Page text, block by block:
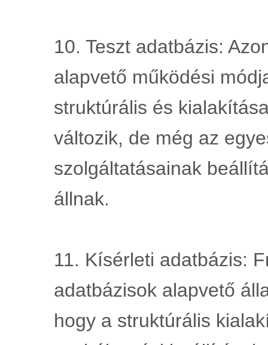
10. Teszt adatbázis:
alapvető működési
struktúrális és
változik, de még az
szolgáltatásainak
állnak.
11. Kísérleti adatbázis:
adatbázisok alapvető
hogy a struktúrális